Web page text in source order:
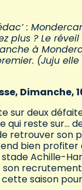
:
plus ? Le
à
(Juju
Dimanche,
sur deux
qui reste sur…
retrouver son
bien profiter
Achille-
son
saison pour